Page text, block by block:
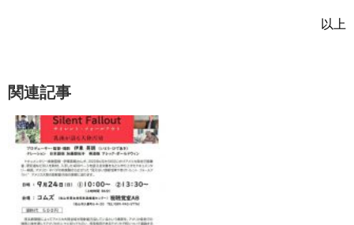
以上
関連記事